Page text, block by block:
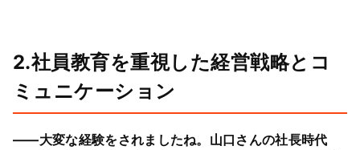
2.社員教育を重視した経営戦略とコ
ミュニケーション
――大変な経験をされましたね。山口さんの社長時代